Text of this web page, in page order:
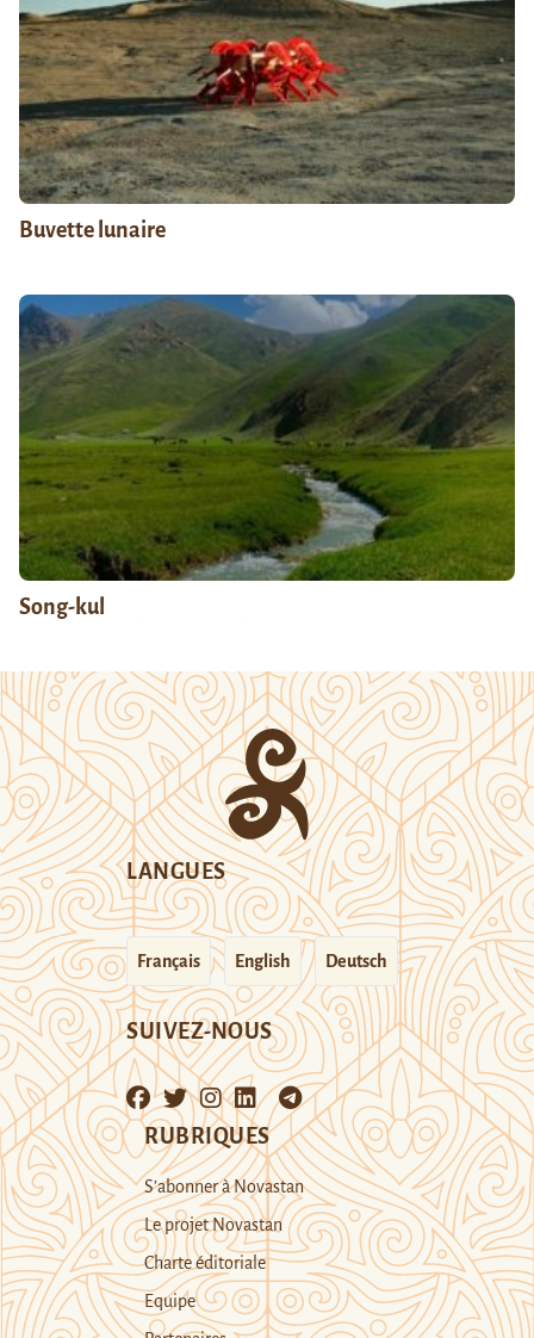
Buvette lunaire
Song-kul
LANGUES
Français English Deutsch
SUIVEZ-NOUS
RUBRIQUES
S’abonner à Novastan
Le projet Novastan
Charte éditoriale
Equipe